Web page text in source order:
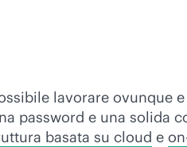
lavorare ovunque
password e una solida
basata su cloud e